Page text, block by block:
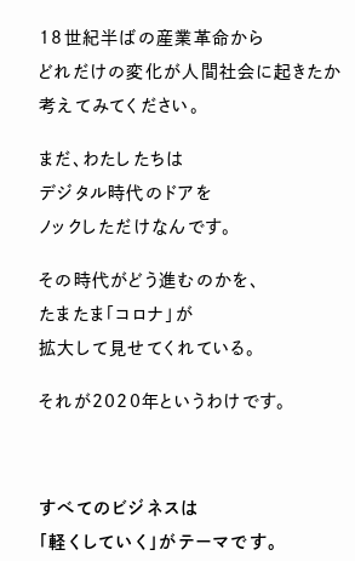
18世紀半ばの産業革命から
どれだけの変化が人間社会に起きたか
考えてみてください。
まだ、わたしたちは
デジタル時代のドアを
ノックしただけなんです。
その時代がどう進むのかを、
たまたま「コロナ」が
拡大して見せてくれている。
それが2020年というわけです。
すべてのビジネスは
「軽くしていく」がテーマです。